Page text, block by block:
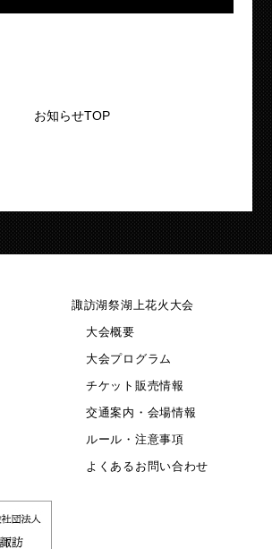
お知らせTOP
諏訪湖祭湖上花火大会
大会概要
大会プログラム
チケット販売情報
交通案内・会場情報
ルール・注意事項
よくあるお問い合わせ